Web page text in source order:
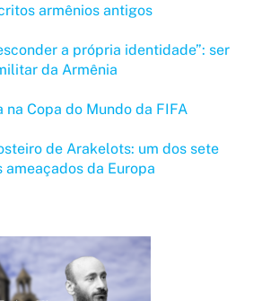
armênios antigos
a própria identidade”: ser
da Armênia
na Copa do Mundo da FIFA
de Arakelots: um dos sete
ameaçados da Europa